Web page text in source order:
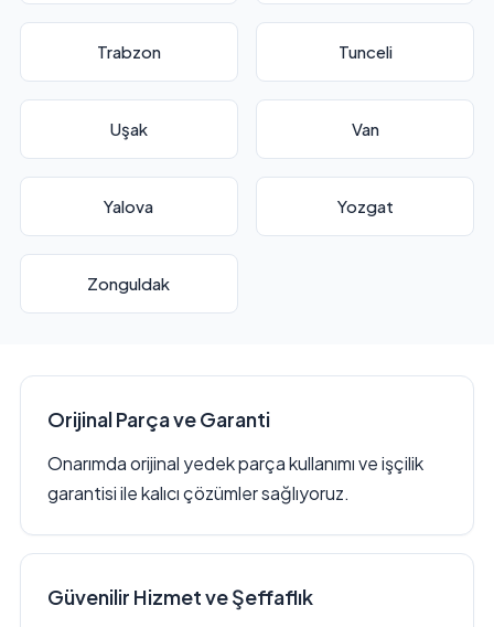
Trabzon Tunceli
Uşak Van
Yalova Yozgat
Zonguldak
Orijinal Parça ve Garanti
Onarımda orijinal yedek parça kullanımı ve işçilik
garantisi ile kalıcı çözümler sağlıyoruz.
Güvenilir Hizmet ve Şeffaflık